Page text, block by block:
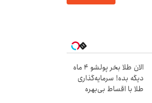
الان طلا بخر پولشو 4 ماه
دیگه بده! سرمایه‌گذاری
طلا با اقساط بی‌بهره